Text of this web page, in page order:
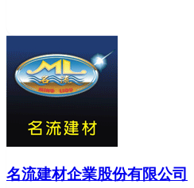
名流建材企業股份有限公司